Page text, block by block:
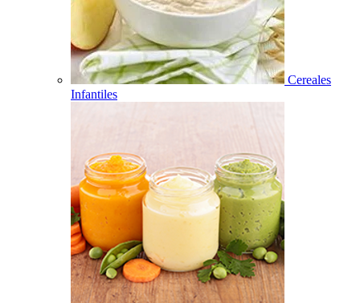
Cereales
Infantiles